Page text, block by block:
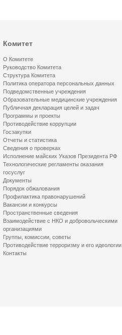
Комитет
О Комитете
Руководство Комитета
Структура Комитета
Политика оператора персональных данных
Подведомственные учреждения
Образовательные медицинские учреждения
Публичная декларация целей и задач
Программы и проекты
Противодействие коррупции
Госзакупки
Отчеты и статистика
Сведения о проверках
Исполнение майских Указов Президента РФ
Технологические регламенты оказания
госуслуг
Документы
Порядок обжалования
Профилактика правонарушений
Вакансии и конкурсы
Пространственные сведения
Взаимодействие с НКО и добровольческими
организациями
Группы, комиссии, советы
Противодействие терроризму и его идеологии
Контакты